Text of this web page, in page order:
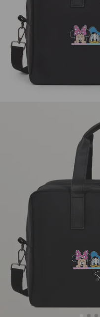
Bolsa Joy Pro - Mickey
R$409,90
✈️Leve, prática e feita
partir de R$279,90 + Mimo!
item da viagem.
R$309,90